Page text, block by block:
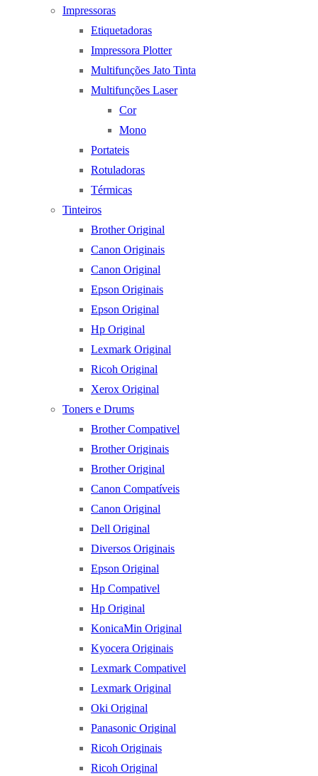
Impressoras
Etiquetadoras
Impressora Plotter
Multifunções Jato Tinta
Multifunções Laser
Cor
Mono
Portateis
Rotuladoras
Térmicas
Tinteiros
Brother Original
Canon Originais
Canon Original
Epson Originais
Epson Original
Hp Original
Lexmark Original
Ricoh Original
Xerox Original
Toners e Drums
Brother Compativel
Brother Originais
Brother Original
Canon Compatíveis
Canon Original
Dell Original
Diversos Originais
Epson Original
Hp Compativel
Hp Original
KonicaMin Original
Kyocera Originais
Lexmark Compativel
Lexmark Original
Oki Original
Panasonic Original
Ricoh Originais
Ricoh Original